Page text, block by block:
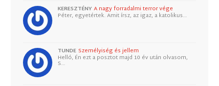
KERESZTÉNY A nagy forradalmi terror vége
Péter, egyetértek. Amit írsz, az igaz, a katolikus…
TUNDE Személyiség és jellem
Helló, Én ezt a posztot majd 10 év után olvasom,
S…